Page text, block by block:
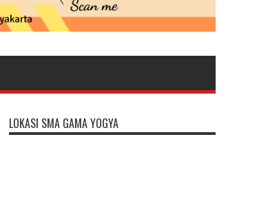
LOKASI SMA GAMA YOGYA